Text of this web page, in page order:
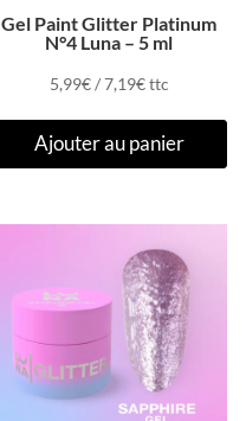
Gel Paint Glitter Platinum
N°4 Luna – 5 ml
5,99€/7,19€ttc
Ajouter au panier